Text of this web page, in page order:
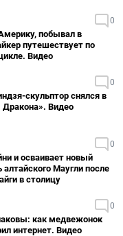
0
побывал в
путешествует по
Видео
0
скульптор снялся в
Видео
0
и осваивает новый
Маугли после
в столицу
0
как медвежонок
интернет. Видео